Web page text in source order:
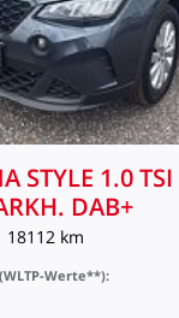
STYLE 1.0TSI
DAB+
18112 km
(WLTP-Werte**):